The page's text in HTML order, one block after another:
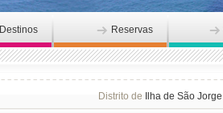
Destinos Reservas
Distrito de Ilha de São Jorge